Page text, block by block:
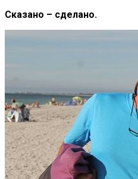
Сказано – сделано.